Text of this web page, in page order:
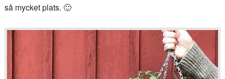
så mycket plats. 🙂